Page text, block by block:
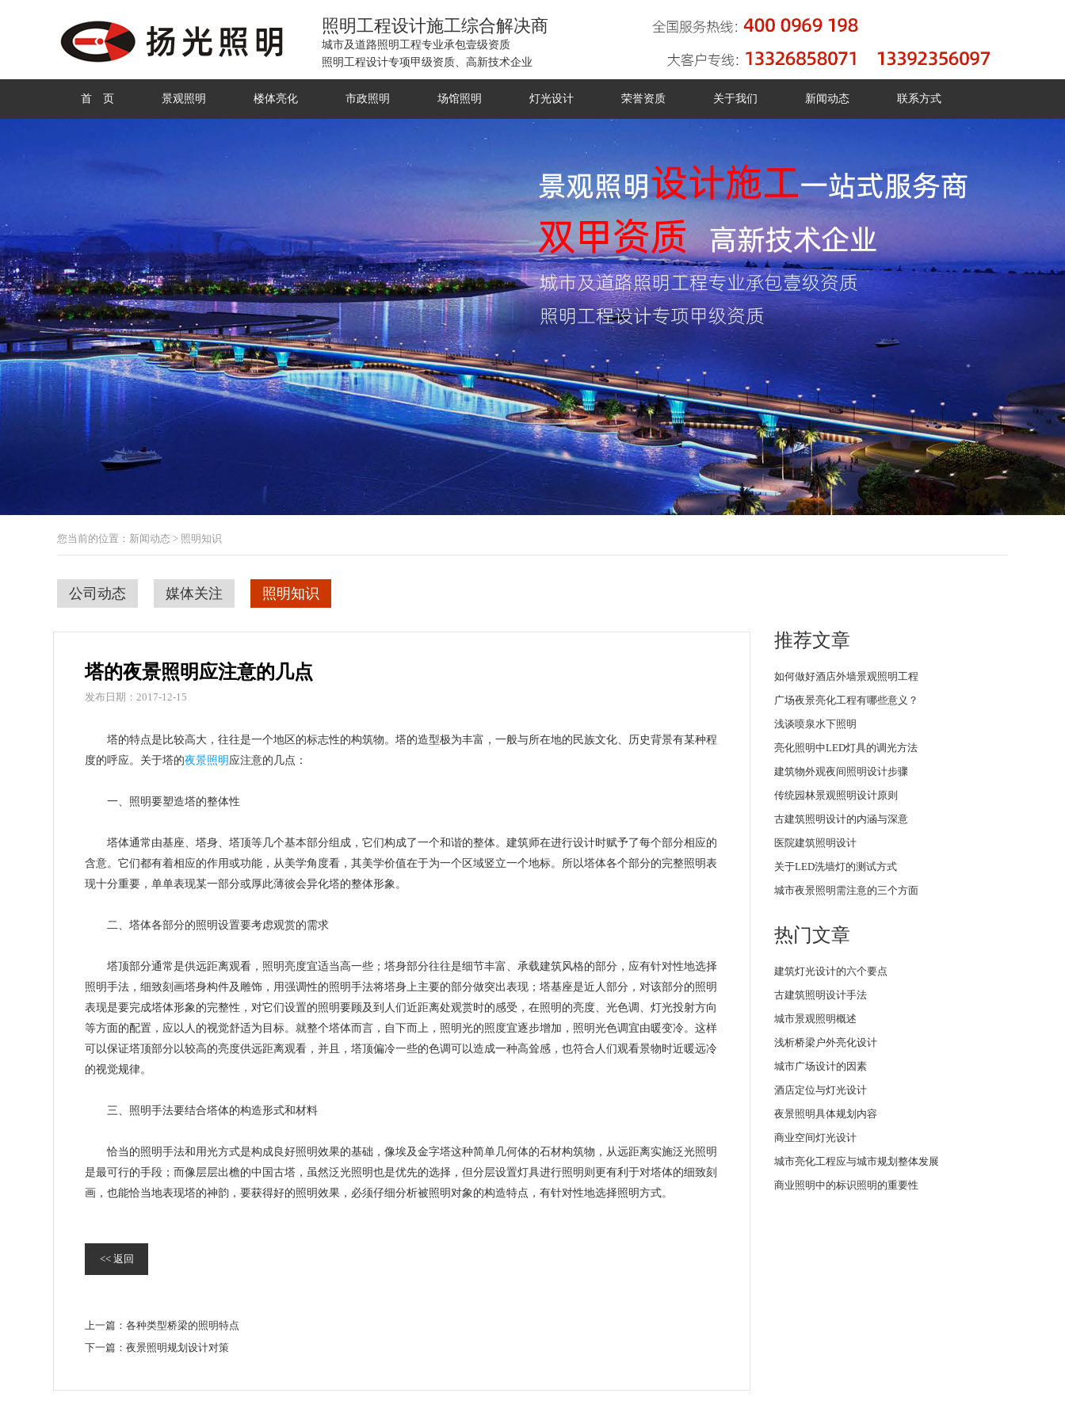
照明工程设计施工综合解决商
城市及道路照明工程专业承包壹级资质
照明工程设计专项甲级资质、高新技术企业
首 页 景观照明 楼体亮化 市政照明 场馆照明 灯光设计 荣誉资质 关于我们 新闻动态 联系方式
您当前的位置：新闻动态 > 照明知识
公司动态 媒体关注 照明知识
塔的夜景照明应注意的几点
发布日期：2017-12-15
塔的特点是比较高大，往往是一个地区的标志性的构筑物。塔的造型极为丰富，一般与所在地的民族文化、历史背景有某种程
度的呼应。关于塔的夜景照明 应注意的几点：
一、照明要塑造塔的整体性
塔体通常由基座、塔身、塔顶等几个基本部分组成，它们构成了一个和谐的整体。建筑师在进行设计时赋予了每个部分相应的
含意。它们都有着相应的作用或功能，从美学角度看，其美学价值在于为一个区域竖立一个地标。所以塔体各个部分的完整照明表
现十分重要，单单表现某一部分或厚此薄彼会异化塔的整体形象。
二、塔体各部分的照明设置要考虑观赏的需求
塔顶部分通常是供远距离观看，照明亮度宜适当高一些；塔身部分往往是细节丰富、承载建筑风格的部分，应有针对性地选择
照明手法，细致刻画塔身构件及雕饰，用强调性的照明手法将塔身上主要的部分做突出表现；塔基座是近人部分，对该部分的照明
表现是要完成塔体形象的完整性，对它们设置的照明要顾及到人们近距离处观赏时的感受，在照明的亮度、光色调、灯光投射方向
等方面的配置，应以人的视觉舒适为目标。就整个塔体而言，自下而上，照明光的照度宜逐步增加，照明光色调宜由暖变冷。这样
可以保证塔顶部分以较高的亮度供远距离观看，并且，塔顶偏冷一些的色调可以造成一种高耸感，也符合人们观看景物时近暖远冷
的视觉规律。
三、照明手法要结合塔体的构造形式和材料
恰当的照明手法和用光方式是构成良好照明效果的基础，像埃及金字塔这种简单几何体的石材构筑物，从远距离实施泛光照明
是最可行的手段；而像层层出檐的中国古塔，虽然泛光照明也是优先的选择，但分层设置灯具进行照明则更有利于对塔体的细致刻
画，也能恰当地表现塔的神韵，要获得好的照明效果，必须仔细分析被照明对象的构造特点，有针对性地选择照明方式。
<< 返回
上一篇： 各种类型桥梁的照明特点
下一篇： 夜景照明规划设计对策
推荐文章
如何做好酒店外墙景观照明工程
广场夜景亮化工程有哪些意义？
浅谈喷泉水下照明
亮化照明中LED灯具的调光方法
建筑物外观夜间照明设计步骤
传统园林景观照明设计原则
古建筑照明设计的内涵与深意
医院建筑照明设计
关于LED洗墙灯的测试方式
城市夜景照明需注意的三个方面
热门文章
建筑灯光设计的六个要点
古建筑照明设计手法
城市景观照明概述
浅析桥梁户外亮化设计
城市广场设计的因素
酒店定位与灯光设计
夜景照明具体规划内容
商业空间灯光设计
城市亮化工程应与城市规划整体发展
商业照明中的标识照明的重要性